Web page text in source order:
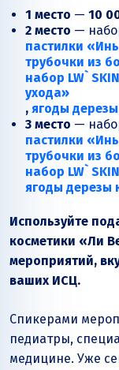
1 место — 10
2 место —
пастилки
трубочки из
набор LW`
ухода»
, ягоды
3 место —
пастилки
трубочки из
набор LW`
ягоды дерезы
Используйте
косметики «Ли
мероприятий,
ваших ИСЦ.
Спикерами
педиатры,
медицине. Уже